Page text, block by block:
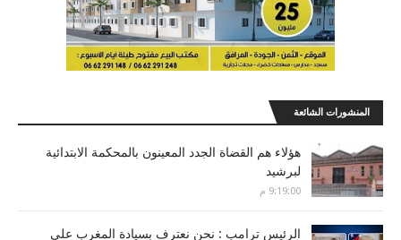
المنشورات الشائعة
هؤلاء هم القضاة الجدد المعينون بالمحكمة الابتدائية
لبرشيد
9:19:00 م
الرئيس ترامب : نحن نعترف بسيادة المغرب على